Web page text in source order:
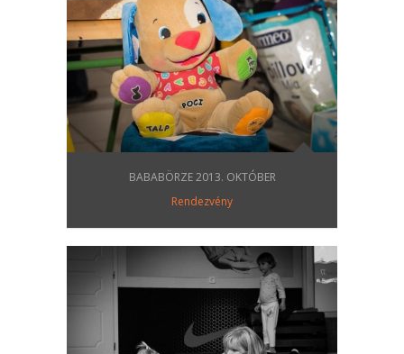
BABABÖRZE 2013. OKTÓBER
Rendezvény